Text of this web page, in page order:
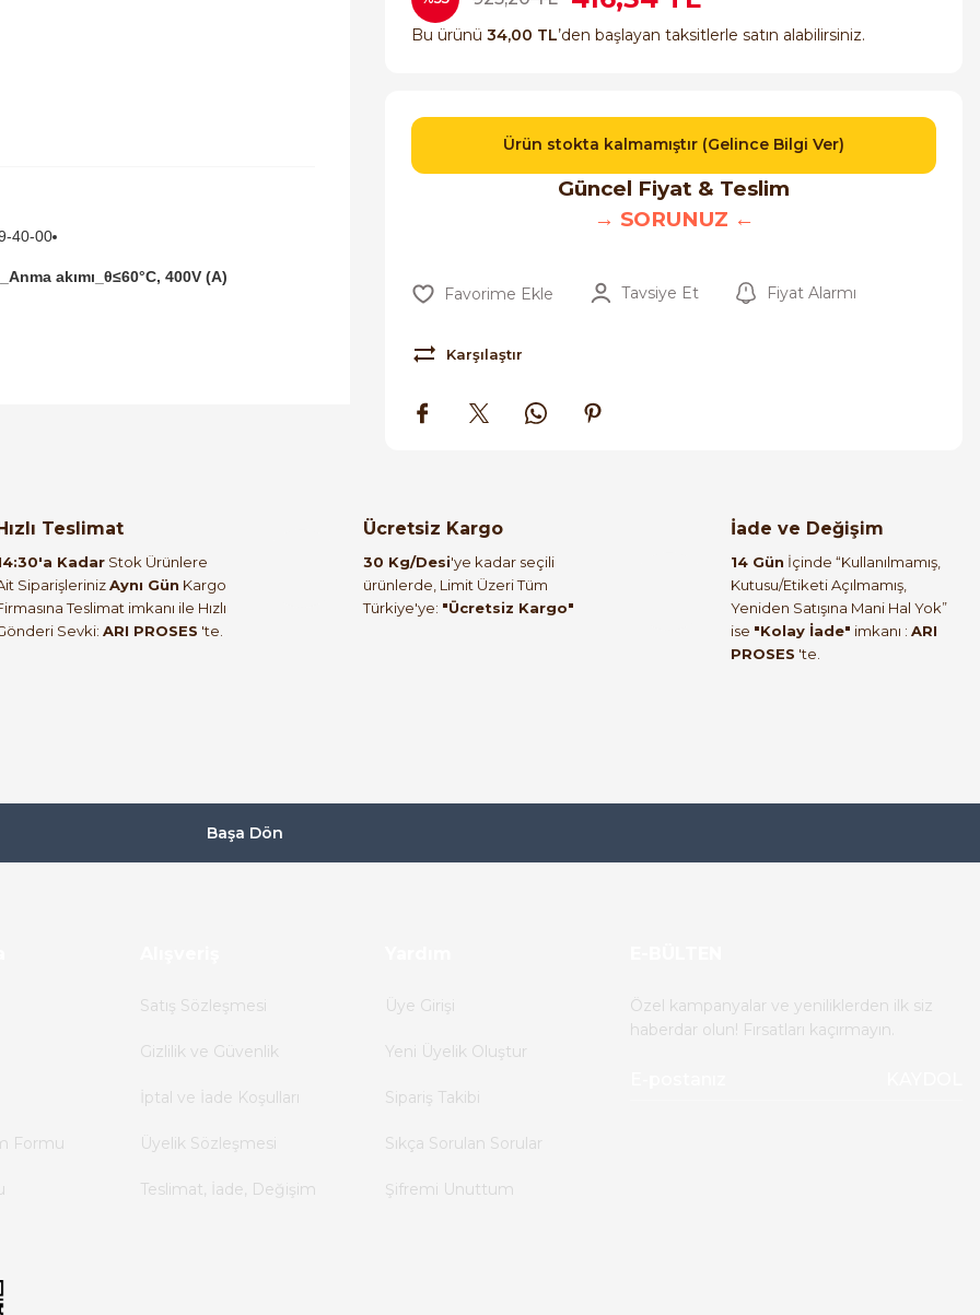
40-00
akımı_θ≤60°C, 400V (A)
Bu ürünü 34,00 TL’den başlayan taksitlerle satın alabilirsiniz.
Ürün stokta kalmamıştır (Gelince Bilgi Ver)
Güncel Fiyat & Teslim
→ SORUNUZ ←
Tavsiye Et Fiyat Alarmı
Karşılaştır
Hızlı Teslimat
Kadar Stok Ürünlere
SiparişlerinizAynı Gün Kargo
Teslimat imkanı ile Hızlı
Sevki: ARI PROSES 'te.
Ücretsiz Kargo
30 Kg/Desi'ye kadar seçili
ürünlerde, Limit Üzeri Tüm
Türkiye'ye: "Ücretsiz Kargo"
İade ve Değişim
14 Gün İçinde “Kullanılmamış,
Kutusu/Etiketi Açılmamış,
Yeniden Satışına Mani Hal Yok”
ise "Kolay İade" imkanı : ARI
PROSES 'te.
Başa Dön
Formu
Satış Sözleşmesi
Gizlilik ve Güvenlik
İptal ve İade Koşulları
Üyelik Sözleşmesi
Teslimat, İade, Değişim
Üye Girişi
Yeni Üyelik Oluştur
Sipariş Takibi
Sıkça Sorulan Sorular
Şifremi Unuttum
Özel kampanyalar ve yeniliklerden ilk siz
haberdar olun! Fırsatları kaçırmayın.